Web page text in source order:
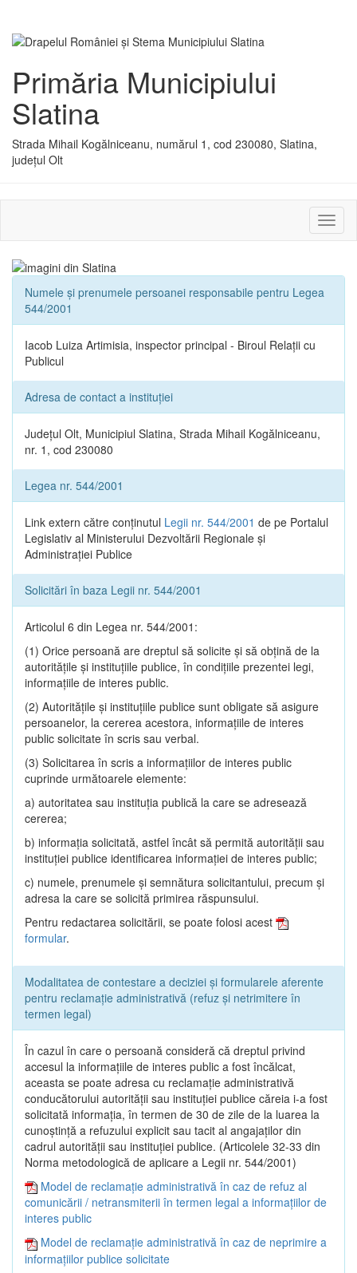
Primăria Municipiului
Slatina
Strada Mihail Kogălniceanu, numărul 1, cod 230080, Slatina,
județul Olt
sau
Numele și prenumele persoanei responsabile pentru Legea
544/2001
Iacob Luiza Artimisia, inspector principal - Biroul Relații cu
Publicul
Adresa de contact a instituției
Județul Olt, Municipiul Slatina, Strada Mihail Kogălniceanu,
nr. 1, cod 230080
Legea nr. 544/2001
Link extern către conținutul Legii nr. 544/2001 de pe Portalul
Legislativ al Ministerului Dezvoltării Regionale și
Administrației Publice
Solicitări în baza Legii nr. 544/2001
Articolul 6 din Legea nr. 544/2001:
(1) Orice persoană are dreptul să solicite şi să obţină de la
autorităţile şi instituţiile publice, în condiţiile prezentei legi,
informaţiile de interes public.
(2) Autorităţile şi instituţiile publice sunt obligate să asigure
persoanelor, la cererea acestora, informaţiile de interes
public solicitate în scris sau verbal.
(3) Solicitarea în scris a informaţiilor de interes public
cuprinde următoarele elemente:
a) autoritatea sau instituţia publică la care se adresează
cererea;
b) informaţia solicitată, astfel încât să permită autorităţii sau
instituţiei publice identificarea informaţiei de interes public;
c) numele, prenumele şi semnătura solicitantului, precum şi
adresa la care se solicită primirea răspunsului.
Pentru redactarea solicitării, se poate folosi acest
formular.
Modalitatea de contestare a deciziei și formularele aferente
pentru reclamație administrativă (refuz și netrimitere în
termen legal)
În cazul în care o persoană consideră că dreptul privind
accesul la informaţiile de interes public a fost încălcat,
aceasta se poate adresa cu reclamaţie administrativă
conducătorului autorităţii sau instituţiei publice căreia i-a fost
solicitată informaţia, în termen de 30 de zile de la luarea la
cunoştinţă a refuzului explicit sau tacit al angajaţilor din
cadrul autorităţii sau instituţiei publice. (Articolele 32-33 din
Norma metodologică de aplicare a Legii nr. 544/2001)
Model de reclamație administrativă în caz de refuz al
comunicării / netransmiterii în termen legal a informațiilor de
interes public
Model de reclamație administrativă în caz de neprimire a
informațiilor publice solicitate